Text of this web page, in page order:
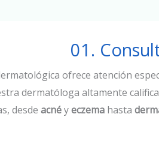
01.
ofrece atención
dermatóloga altamente
desde acnéyeczema hasta